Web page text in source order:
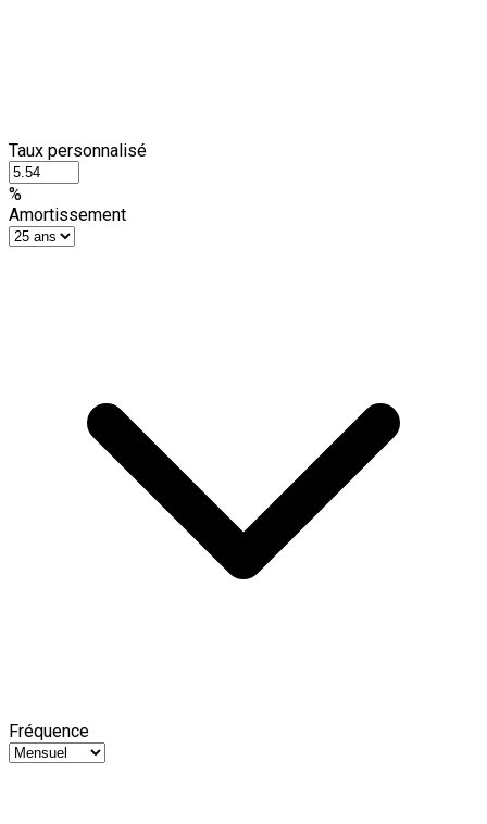
Taux personnalisé
%
Amortissement
Fréquence